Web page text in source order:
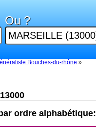
Ou ?
Bouches-du-rhône »
ordre alphabétique: